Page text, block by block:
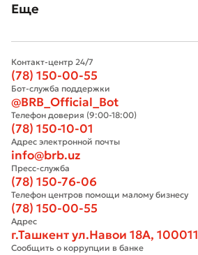
Еще
Контакт-центр 24/7
(78) 150-00-55
Бот-служба поддержки
@BRB_Official_Bot
Телефон доверия (9:00-18:00)
(78) 150-10-01
Адрес электронной почты
info@brb.uz
Пресс-служба
(78) 150-76-06
Телефон центров помощи малому бизнесу
(78) 150-00-55
Адрес
г.Ташкент ул.Навои 18А, 100011
Сообщить о коррупции в банке